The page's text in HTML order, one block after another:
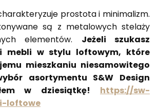
prostota i minimalizm.
są z metalowych stelaży
elementów. Jeżeli szukasz
mebli w stylu loftowym, które
mieszkaniu niesamowitego
asortymentu S&W Design
w dziesiątkę!
https://sw-
loftowe